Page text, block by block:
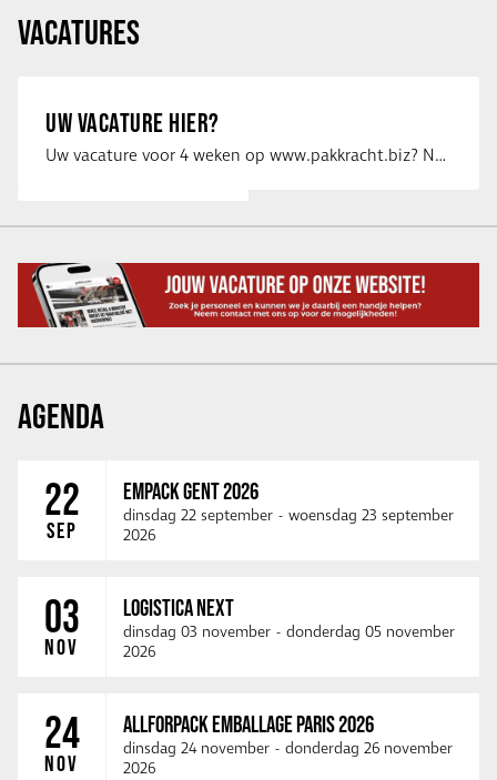
VACATURES
UW VACATURE HIER?
Uw vacature voor 4 weken op www.pakkracht.biz? Neem dan contact op met Yannick van …
AGENDA
22
SEP
EMPACK GENT 2026
dinsdag 22 september - woensdag 23 september
2026
03
NOV
LOGISTICA NEXT
dinsdag 03 november - donderdag 05 november
2026
24
NOV
ALLFORPACK EMBALLAGE PARIS 2026
dinsdag 24 november - donderdag 26 november
2026